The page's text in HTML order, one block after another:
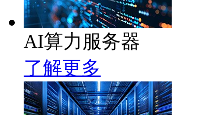
AI算力服务器
了解更多